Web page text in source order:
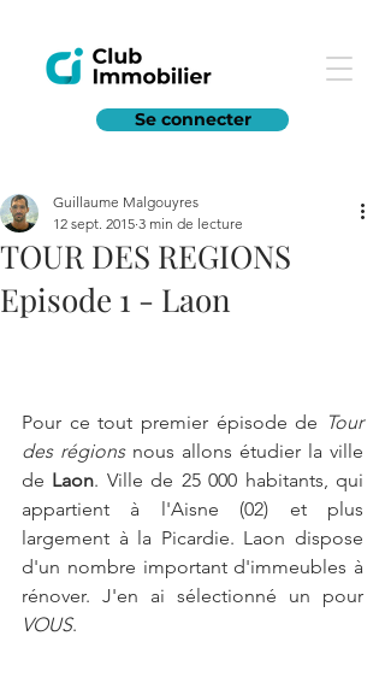
Se connecter
TOUR DES REGIONS
Episode 1 - Laon
Guillaume Malgouyres
12 sept. 2015 3 min de lecture
Pour ce tout premier épisode de Tour
des régions nous allons étudier la ville
de Laon. Ville de 25 000 habitants, qui
appartient à l'Aisne (02) et plus
largement à la Picardie. Laon dispose
d'un nombre important d'immeubles à
VOUS.